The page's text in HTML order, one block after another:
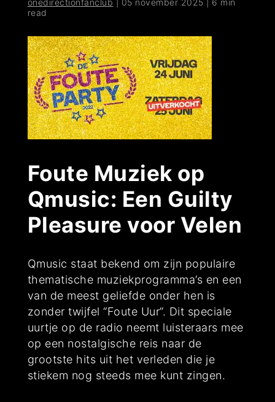
onedirectionfanclub 05 november 2025
6 min
read
Foute Muziek op
Qmusic: Een Guilty
Pleasure voor Velen
Qmusic staat bekend om zijn populaire
thematische muziekprogramma’s en een
van de meest geliefde onder hen is
zonder twijfel “Foute Uur”. Dit speciale
uurtje op de radio neemt luisteraars mee
op een nostalgische reis naar de
grootste hits uit het verleden die je
stiekem nog steeds mee kunt zingen.